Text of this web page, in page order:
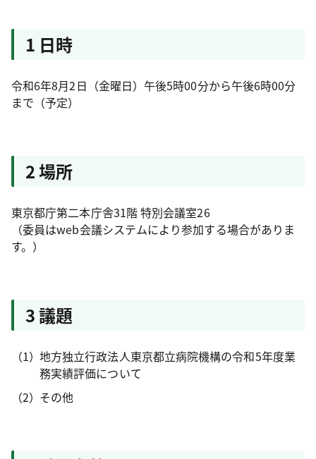
1 日時
令和6年8月2日（金曜日）午後5時00分から午後6時00分
まで（予定）
2 場所
東京都庁第二本庁舎31階 特別会議室26
（委員はweb会議システムにより参加する場合がありま
す。）
3 議題
地方独立行政法人東京都立病院機構の令和5年度業
務実績評価について
その他